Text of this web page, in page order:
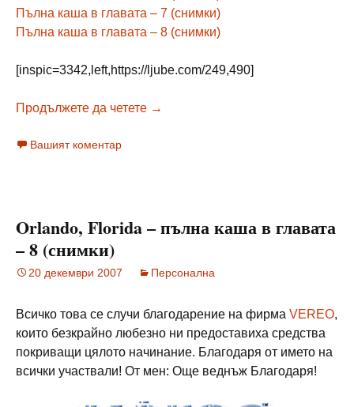
Пълна каша в главата – 7 (снимки)
Пълна каша в главата – 8 (снимки)
[inspic=3342,left,https://ljube.com/249,490]
Продължете да четете Orlando, Florida – пълна каша в
→
Вашият коментар
Orlando, Florida – пълна каша в главата
– 8 (снимки)
20 декември 2007 Персонална
Всичко това се случи благодарение на фирма VEREO,
които безкрайно любезно ни предоставиха средства
покриващи цялото начинание. Благодаря от името на
всички участвали! От мен: Още веднъж Благодаря!